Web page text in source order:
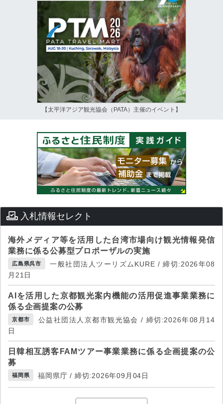
【太平洋アジア観光協会（PATA）主催のイベント】
入札情報セレクト
海外メディア等を活用した台湾市場向け観光情報発信
業務に係る公募型プロポーザルの実施
広島県呉市
一般社団法人ツーリズムKURE / 締切:2026年08
月21日
AIを活用した京都観光案内機能の活用促進事業業務に
係る企画提案の公募
京都市
公益社団法人京都市観光協会 / 締切:2026年08月14
日
日韓相互誘客FAMツアー事業業務に係る企画提案の公
募
福岡県 福岡県庁 / 締切:2026年09月04日